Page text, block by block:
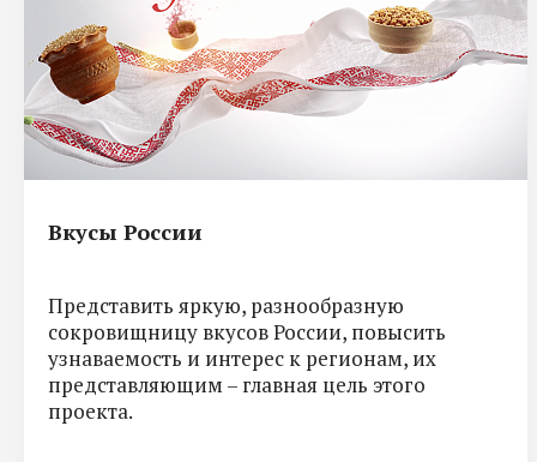
Вкусы России
Представить яркую, разнообразную
сокровищницу вкусов России, повысить
узнаваемость и интерес к регионам, их
представляющим – главная цель этого
проекта.